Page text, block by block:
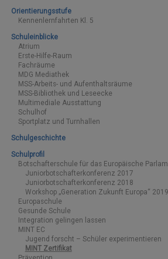
Orientierungsstufe
Kennenlernfahrten Kl. 5
Schuleinblicke
Atrium
Erste-Hilfe-Raum
Fachräume
MDG Mediathek
MSS-Arbeits- und Aufenthaltsräume
MSS-Bibliothek und Leseecke
Multimediale Ausstattung
Schulhof
Sportplatz und Turnhallen
Schulgeschichte
Schulprofil
Botschafterschule für das Europäische
Juniorbotschafterkonferenz 2017
Juniorbotschafterkonferenz 2018
Workshop „Generation Zukunft Europa“ 2019
Europaschule
Gesunde Schule
Integration gelingen lassen
MINT EC
Jugend forscht – Schüler experimentieren
MINT Zertifikat